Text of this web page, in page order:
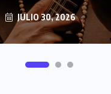
JULIO 30, 2026
JUNIO 29, 2026